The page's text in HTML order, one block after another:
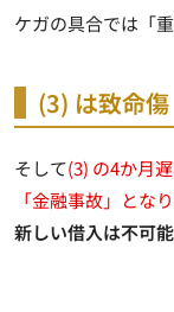
ケガの具合では「重
(3) は致命傷
そして(3) の4か月
「金融事故」とな
新しい借入は不可能